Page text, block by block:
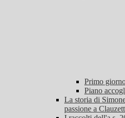
Primo
Piano
La storia di
passione a